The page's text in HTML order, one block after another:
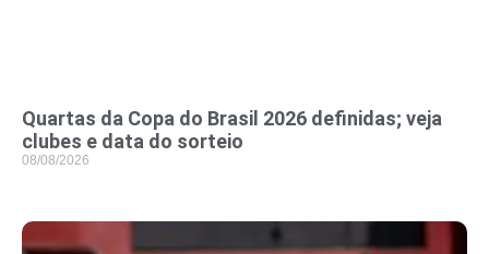
Quartas da Copa do Brasil 2026 definidas; veja
clubes e data do sorteio
08/08/2026